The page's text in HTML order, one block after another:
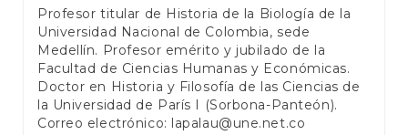
Profesor titular de Historia de la Biología de la
Universidad Nacional de Colombia, sede
Medellín. Profesor emérito y jubilado de la
Facultad de Ciencias Humanas y Económicas.
Doctor en Historia y Filosofía de las Ciencias de
la Universidad de París I (Sorbona-Panteón).
Correo electrónico:
lapalau@une.net.co